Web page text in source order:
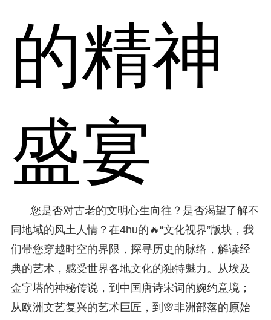
的精神
盛宴
您是否对古老的文明心生向往？是否渴望了解不
同地域的风土人情？在4hu的🔥“文化视界”版块，我
们带您穿越时空的界限，探寻历史的脉络，解读经
典的艺术，感受世界各地文化的独特魅力。从埃及
金字塔的神秘传说，到中国唐诗宋词的婉约意境；
从欧洲文艺复兴的艺术巨匠，到🌸非洲部落的原始